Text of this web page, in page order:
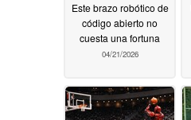
Este brazo robótico de
código abierto no
cuesta una fortuna
04/21/2026